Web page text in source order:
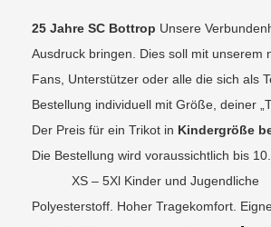
25 Jahre SC Bottrop Unsere
Ausdruck bringen. Dies soll mit unserem
Fans, Unterstützer oder alle die sich als
Bestellung individuell mit Größe, deiner
Der Preis für ein Trikot in Kindergröße
Die Bestellung wird voraussichtlich bis
XS – 5Xl Kinder und Jugendliche
Polyesterstoff. Hoher Tragekomfort.